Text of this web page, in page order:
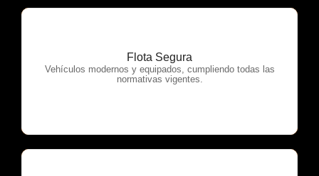
Flota Segura
Vehículos modernos y equipados, cumpliendo todas las
normativas vigentes.
OTP Servicios